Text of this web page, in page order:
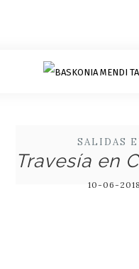
SALIDAS
Travesía en
10-06-2018